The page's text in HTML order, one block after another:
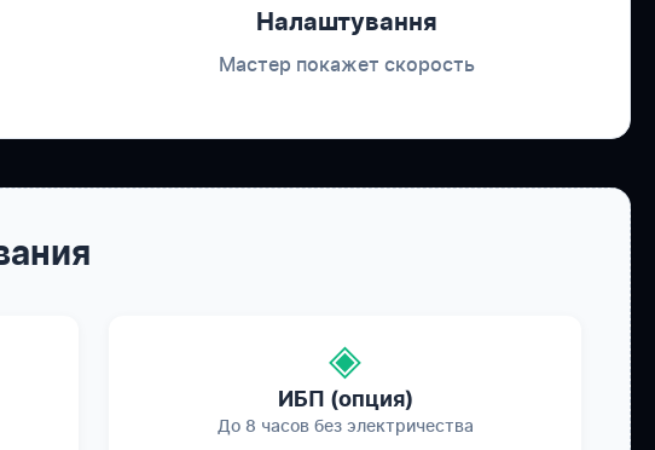
Налаштування
Мастер покажет скорость
◈
ИБП (опция)
До 8 часов без электричества